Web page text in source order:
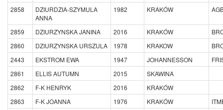
2858
DZIURDZIA-SZYMULA
ANNA
1982 KRAKÓW
2859 DZIURZYNSKA JANINA 2016 KRAKÓW
2860
DZIURZYNSKA URSZULA 1978 KRAKOW
2443
EKSTROM EWA 1947 JOHANNESSON
2861
ELLIS AUTUMN 2015
SKAWINA
2862
F-K HENRYK 2016
KRAKÓW
2863
F-K JOANNA 1976 KRAKÓW